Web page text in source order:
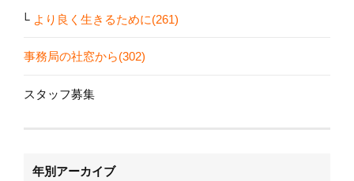
より良く生きるために(261)
事務局の社窓から(302)
スタッフ募集
年別アーカイブ